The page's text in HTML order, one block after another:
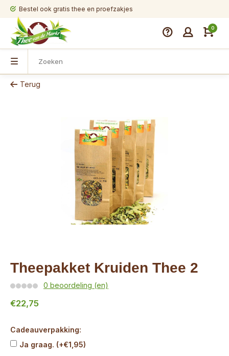
Bestel ook gratis thee en proefzakjes
0
Terug
Theepakket Kruiden Thee 2
0 beoordeling (en)
€22,75
Cadeauverpakking:
Ja graag. (+€1,95)